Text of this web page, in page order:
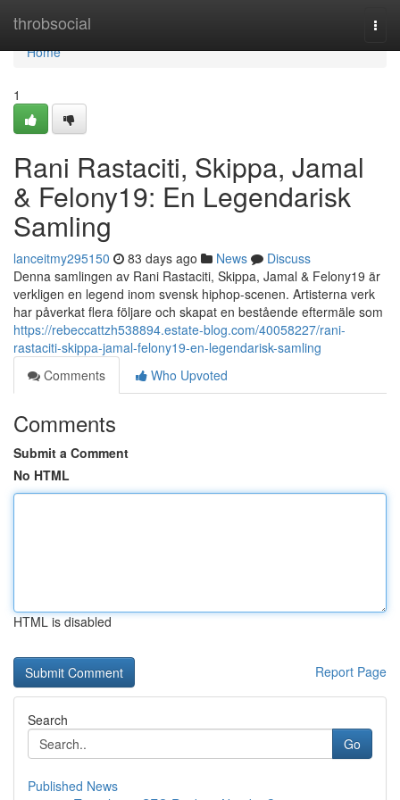
throbsocial
Home
Home
1
Rani Rastaciti, Skippa, Jamal
& Felony19: En Legendarisk
Samling
lanceitmy295150 83 days ago News
Discuss
Denna samlingen av Rani Rastaciti, Skippa, Jamal & Felony19 är
verkligen en legend inom svensk hiphop-scenen. Artisterna verk
har påverkat flera följare och skapat en bestående eftermäle som
https://rebeccattzh538894.estate-blog.com/40058227/rani-
rastaciti-skippa-jamal-felony19-en-legendarisk-samling
Comments
Who Upvoted
Comments
Submit a Comment
No HTML
HTML is disabled
Report Page
Search
Go
Published News